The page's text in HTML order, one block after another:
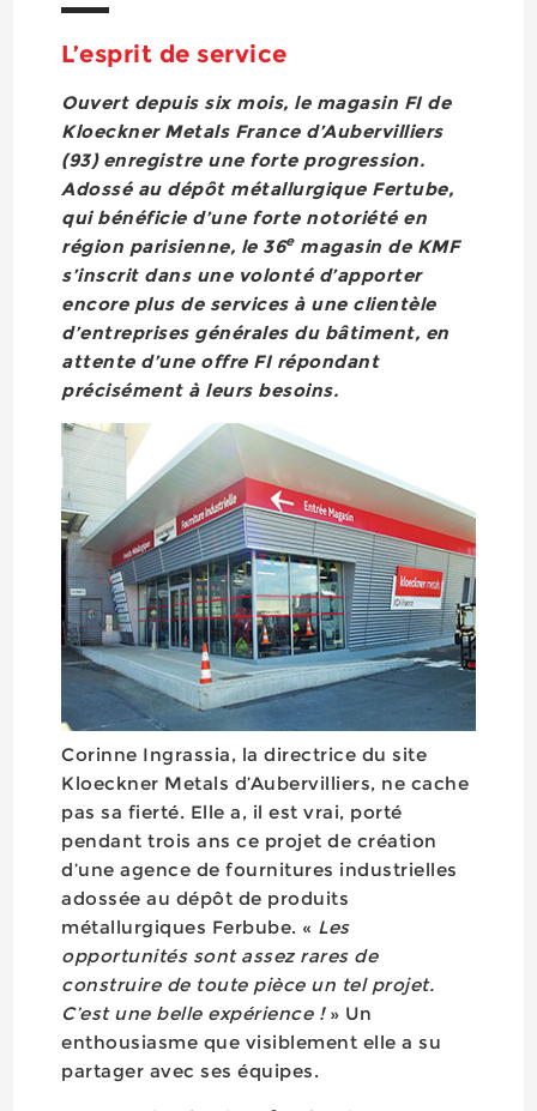
L’esprit de service
Ouvert depuis six mois, le magasin FI de
Kloeckner Metals France d’Aubervilliers
(93) enregistre une forte progression.
Adossé au dépôt métallurgique Fertube,
qui bénéficie d’une forte notoriété en
région parisienne, le 36emagasin de KMF
s’inscrit dans une volonté d’apporter
encore plus de services à une clientèle
d’entreprises générales du bâtiment, en
attente d’une offre FI répondant
précisément à leurs besoins.
Corinne Ingrassia, la directrice du site
Kloeckner Metals d’Aubervilliers, ne cache
pas sa fierté. Elle a, il est vrai, porté
pendant trois ans ce projet de création
d’une agence de fournitures industrielles
adossée au dépôt de produits
métallurgiques Ferbube. « Les
opportunités sont assez rares de
construire de toute pièce un tel projet.
C’est une belle expérience !» Un
enthousiasme que visiblement elle a su
partager avec ses équipes.